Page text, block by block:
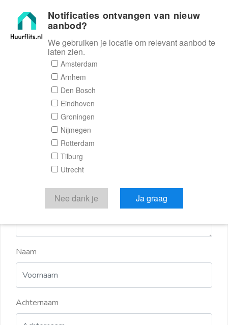
Huurflits
Reactieformulier
Huurflits
Verstuur je bericht
Door een bericht te sturen kom je in contact met de
aanbieder of makelaar van de woning.
Naam
Achternaam
Notificaties ontvangen van nieuw
aanbod?
We gebruiken je locatie om relevant aanbod te
laten zien.
Amsterdam
Arnhem
Den Bosch
Eindhoven
Groningen
Nijmegen
Rotterdam
Tilburg
Utrecht
Nee dank je Ja graag